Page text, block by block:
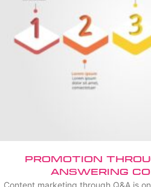
Promotion
Answering